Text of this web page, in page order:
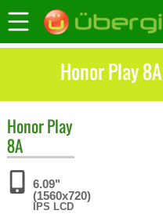
Honor Play
HonorPlay
8A
6.09"
(1560x720)
IPS LCD